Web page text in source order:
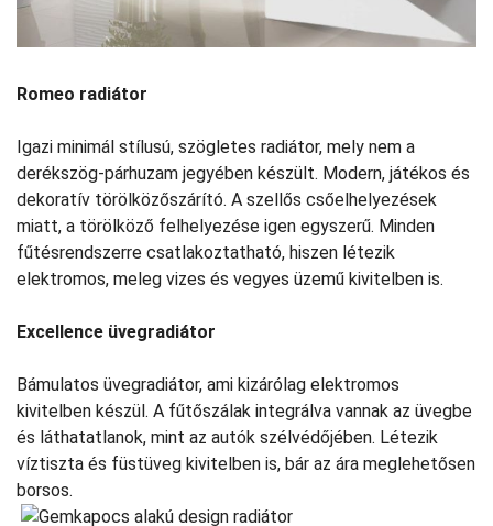
Romeo radiátor
Igazi minimál stílusú, szögletes radiátor, mely nem a
derékszög-párhuzam jegyében készült. Modern, játékos és
dekoratív törölközőszárító. A szellős csőelhelyezések
miatt, a törölköző felhelyezése igen egyszerű. Minden
fűtésrendszerre csatlakoztatható, hiszen létezik
elektromos, meleg vizes és vegyes üzemű kivitelben is.
Excellence üvegradiátor
Bámulatos üvegradiátor, ami kizárólag elektromos
kivitelben készül. A fűtőszálak integrálva vannak az üvegbe
és láthatatlanok, mint az autók szélvédőjében. Létezik
víztiszta és füstüveg kivitelben is, bár az ára meglehetősen
borsos.